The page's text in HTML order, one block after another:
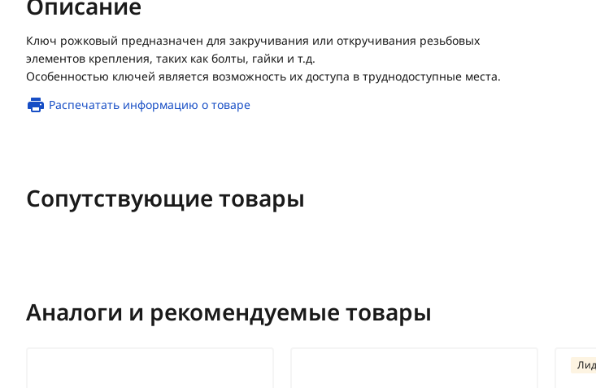
Ключ рожковый предназначен для закручивания или откручивания резьбовых
элементов крепления, таких как болты, гайки и т.д.
Особенностью ключей является возможность их доступа в труднодоступные места.
Распечатать информацию о товаре
Сопутствующие товары
Аналоги и рекомендуемые товары